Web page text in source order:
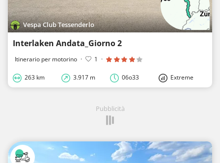
Vespa Club Tessenderlo
Interlaken Andata_Giorno 2
Itinerario per motorino · 1 ·
263 km 3.917 m 06o33 Extreme
Pubblicità